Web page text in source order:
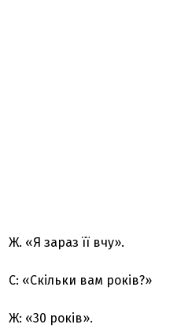
Ж. «Я зараз її вчу».
С: «Скільки вам років?»
Ж: «30 років».